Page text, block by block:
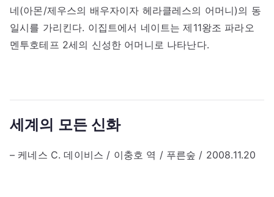
네(아몬/제우스의 배우자이자 헤라클레스의 어머니)의 동
일시를 가리킨다. 이집트에서 네이트는 제11왕조 파라오
멘투호테프 2세의 신성한 어머니로 나타난다.
세계의 모든 신화
– 케네스 C. 데이비스 / 이충호 역 / 푸른숲 / 2008.11.20